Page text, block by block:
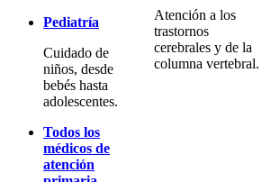
Pediatría
Cuidado de
niños, desde
bebés hasta
adolescentes.
Todos los
médicos de
atención
Atención a los
trastornos
cerebrales y de la
columna vertebral.